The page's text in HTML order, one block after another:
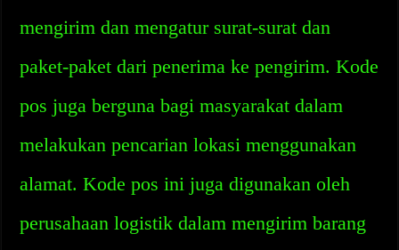
mengirim dan mengatur surat-surat dan
paket-paket dari penerima ke pengirim. Kode
pos juga berguna bagi masyarakat dalam
melakukan pencarian lokasi menggunakan
alamat. Kode pos ini juga digunakan oleh
perusahaan logistik dalam mengirim barang